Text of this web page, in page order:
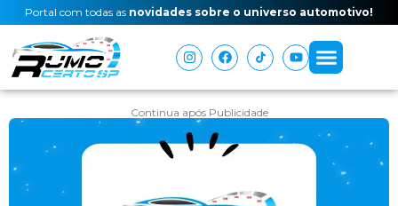
Portal com todas as novidades sobre o universo automotivo!
Continua após Publicidade